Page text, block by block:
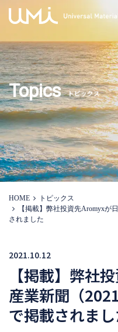
Topics トピックス
HOME
トピックス
【掲載】弊社投資先Aromyxが
されました
2021.10.12
【掲載】弊社
産業新聞（
で掲載されま